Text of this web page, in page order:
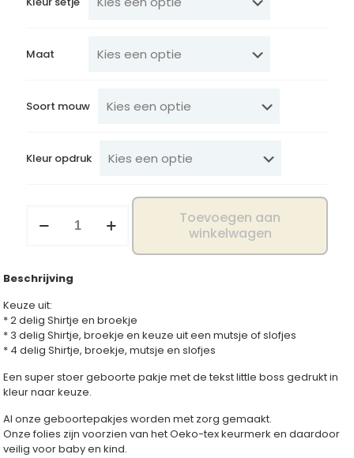
Maat
Soort mouw
Kleur opdruk
pakje
aantal
Toevoegen aan
winkelwagen
Beschrijving
Keuze uit:
* 2 delig Shirtje en broekje
* 3 delig Shirtje, broekje en keuze uit een mutsje of slofjes
* 4 delig Shirtje, broekje, mutsje en slofjes
Een super stoer geboorte pakje met de tekst little boss gedrukt in
kleur naar keuze.
Al onze geboortepakjes worden met zorg gemaakt.
Onze folies zijn voorzien van het Oeko-tex keurmerk en daardoor
veilig voor baby en kind.